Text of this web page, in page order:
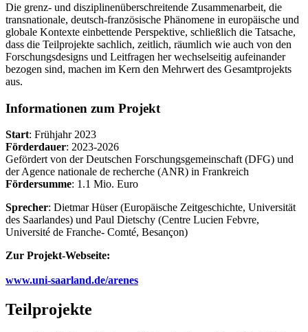
Die grenz- und disziplinenüberschreitende Zusammenarbeit, die
transnationale, deutsch-französische Phänomene in europäische und
globale Kontexte einbettende Perspektive, schließlich die Tatsache,
dass die Teilprojekte sachlich, zeitlich, räumlich wie auch von den
Forschungsdesigns und Leitfragen her wechselseitig aufeinander
bezogen sind, machen im Kern den Mehrwert des Gesamtprojekts
aus.
Informationen zum Projekt
Start: Frühjahr 2023
Förderdauer: 2023-2026
Gefördert von der Deutschen Forschungsgemeinschaft (DFG) und
der Agence nationale de recherche (ANR) in Frankreich
Fördersumme: 1.1 Mio. Euro
Sprecher: Dietmar Hüser (Europäische Zeitgeschichte, Universität
des Saarlandes) und Paul Dietschy (Centre Lucien Febvre,
Université de Franche- Comté, Besançon)
Zur Projekt-Webseite:
www.uni-saarland.de/arenes
Teilprojekte